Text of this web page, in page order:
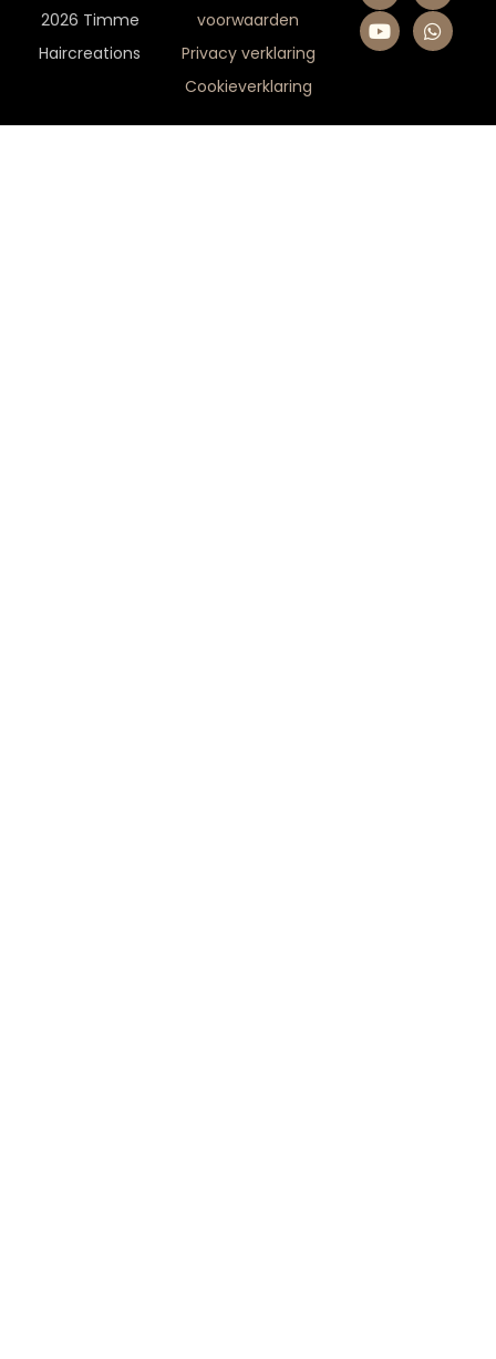
2026 Timme
Haircreations
voorwaarden
Privacy verklaring
Cookieverklaring